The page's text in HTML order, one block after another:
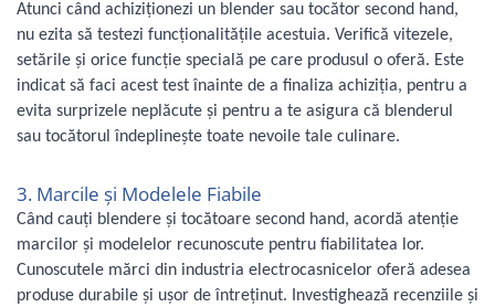
Electrocasnice & Climatizare
Accesorii si piese masini spalat
rufe si uscatoare
Accesorii si piese masini spalat
vase
Aparate Frigorifice
Aragaze si cuptoare cu microunde
Climatizare & sisteme de incalzire
Electrocasnice pentru Bucatarie
Fiare de calcat si masini de cusut
Atunci când achiziționezi un blender sau tocător second hand,
nu ezita să testezi funcționalitățile acestuia. Verifică vitezele,
setările și orice funcție specială pe care produsul o oferă. Este
indicat să faci acest test înainte de a finaliza achiziția, pentru a
evita surprizele neplăcute și pentru a te asigura că blenderul
sau tocătorul îndeplinește toate nevoile tale culinare.
3. Marcile și Modelele Fiabile
Când cauți blendere și tocătoare second hand, acordă atenție
marcilor și modelelor recunoscute pentru fiabilitatea lor.
Cunoscutele mărci din industria electrocasnicelor oferă adesea
produse durabile și ușor de întreținut. Investighează recenziile și